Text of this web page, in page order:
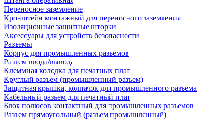
Переносное заземление
Кронштейн монтажный для переносного заземления
Изоляционные защитные шторки
Аксессуары для устройств безопасности
Разъемы
Корпус для промышленных разъемов
Разъем ввода/вывода
Клеммная колодка для печатных плат
Круглый разъем (промышленный разъем)
Защитная крышка, колпачок для промышленного разъема
Кабельный разъем для печатный плат
Блок полюсов контактный для промышленных разъемов
Разъем прямоугольный (разъем промышленный)